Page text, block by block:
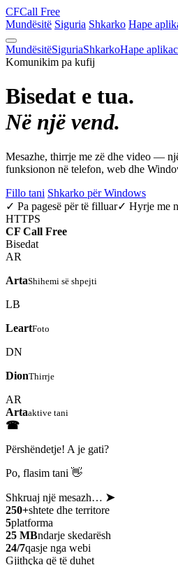
CFCall Free
Mundësitë Siguria Shkarko Hape
MundësitëSiguriaShkarkoHape
Komunikim pa kufij
Bisedat e tua.
Në një vend.
Mesazhe, thirrje me zë dhe video —
funksionon në telefon, web dhe
Fillo tani Shkarko për Windows
✓ Pa pagesë për të filluar✓ Hyrje me
HTTPS
CF Call Free
Bisedat
AR
ArtaShihemi së shpejti
LB
LeartFoto
DN
DionThirrje
AR
Artaaktive tani
☎
Përshëndetje! A je gati?
Po, flasim tani 👋
Shkruaj një mesazh… ➤
250+shtete dhe territore
5platforma
25 MBndarje skedarësh
24/7qasje nga webi
Gjithçka që të duhet